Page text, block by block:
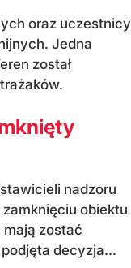
oraz uczestnicy
Jedna
został
nadzoru
obiektu
mają zostać
decyzja...